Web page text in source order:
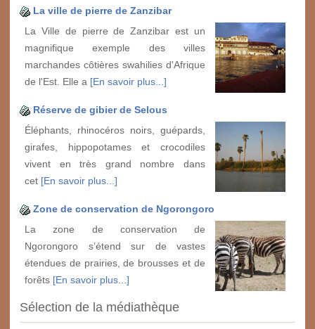
La ville de pierre de Zanzibar
La Ville de pierre de Zanzibar est un
magnifique exemple des villes
marchandes côtières swahilies d'Afrique
de l'Est. Elle a [En savoir plus...]
Réserve de gibier de Selous
Éléphants, rhinocéros noirs, guépards,
girafes, hippopotames et crocodiles
vivent en très grand nombre dans
cet [En savoir plus...]
Zone de conservation de Ngorongoro
La zone de conservation de
Ngorongoro s’étend sur de vastes
étendues de prairies, de brousses et de
forêts [En savoir plus...]
Sélection de la médiathèque